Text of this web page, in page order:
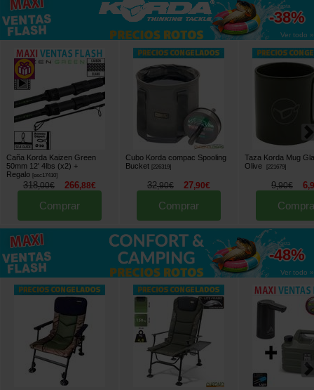
hasta
-38%
Ver todo »
Caña Korda Kaizen Green
50mm 12' 4lbs (x2) +
Regalo [esc17410]
318,00€ 266,88€
Comprar
Cubo Korda compac Spooling
Bucket [226319]
32,90€ 27,90€
Comprar
Taza Korda Mug
Olive
[221679]
9,90€ 6,
hasta
-48%
Ver todo »